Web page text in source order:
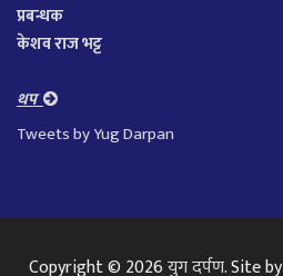
प्रबन्धक
केशव राज भट्ट
थप
Tweets by Yug Darpan
Copyright © 2026युग दर्पण. Site by